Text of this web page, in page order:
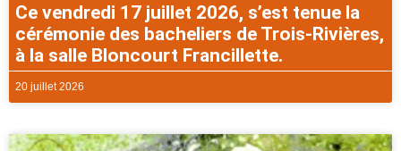
Ce vendredi 17 juillet 2026, s’est tenue la
cérémonie des bacheliers de Trois-Rivières,
à la salle Bloncourt Francillette.
20 juillet 2026